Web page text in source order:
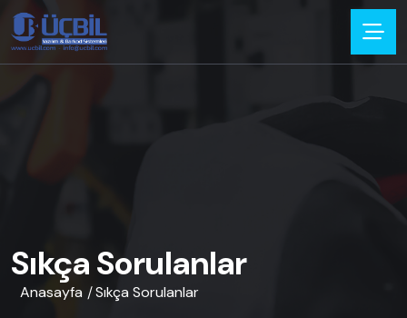
Sıkça Sorulanlar
Anasayfa /Sıkça Sorulanlar